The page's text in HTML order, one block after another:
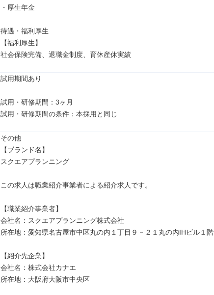
・厚生年金
待遇・福利厚生
【福利厚生】
社会保険完備、退職金制度、育休産休実績
試用期間あり
試用・研修期間：3ヶ月
その他
【ブランド名】
スクエアプランニング
この求人は職業紹介事業者による紹介求人です。
【職業紹介事業者】
会社名：スクエアプランニング株式会社
所在地：愛知県名古屋市中区丸の内１丁目９－２１丸の内IHビル１階
【紹介先企業】
会社名：株式会社カナエ
所在地：大阪府大阪市中央区